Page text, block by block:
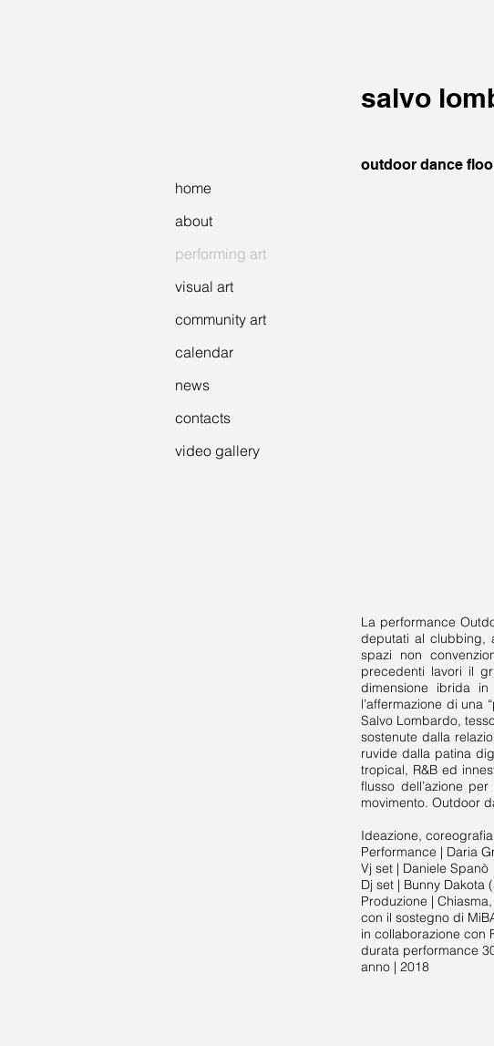
salvo
outdoor dance
La performance
deputati al clubbing,
spazi non
precedenti lavori il
dimensione ibrida
l’affermazione di
Salvo Lombardo,
sostenute dalla
ruvide dalla patina
tropical, R&B ed
flusso dell’azione
movimento. Outdoor
Ideazione,
Performance | Daria
Vj set | Daniele Spanò
Dj set | Bunny Dakota
Produzione |
con il sostegno di
in collaborazione con
durata performance
anno | 2018
home
about
performing art
visual art
community art
calendar
news
contacts
video gallery